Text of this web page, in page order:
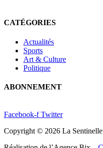
CATÉGORIES
Actualités
Sports
Art & Culture
Politique
ABONNEMENT
Facebook-f Twitter
Copyright © 2026 La Sentinelle